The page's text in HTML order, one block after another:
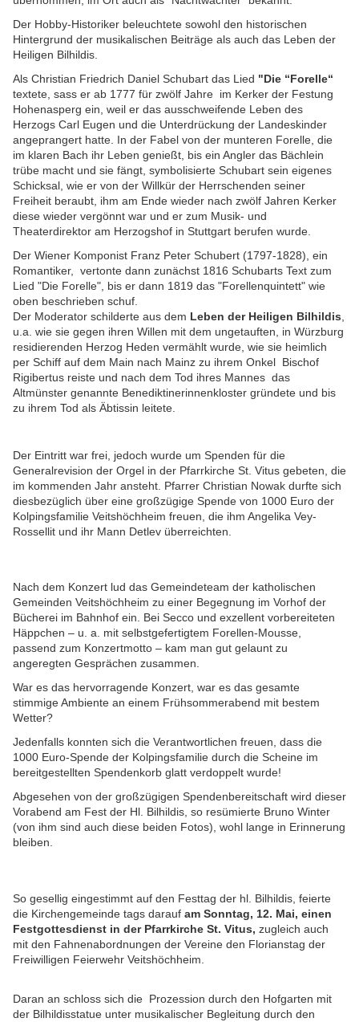
Der Hobby-Historiker beleuchtete sowohl den historischen
Hintergrund der musikalischen Beiträge als auch das Leben der
Heiligen Bilhildis.
Als Christian Friedrich Daniel Schubart das Lied "Die “Forelle“
textete, sass er ab 1777 für zwölf Jahre im Kerker der Festung
Hohenasperg ein, weil er das ausschweifende Leben des
Herzogs Carl Eugen und die Unterdrückung der Landeskinder
angeprangert hatte. In der Fabel von der munteren Forelle, die
im klaren Bach ihr Leben genießt, bis ein Angler das Bächlein
trübe macht und sie fängt, symbolisierte Schubart sein eigenes
Schicksal, wie er von der Willkür der Herrschenden seiner
Freiheit beraubt, ihm am Ende wieder nach zwölf Jahren Kerker
diese wieder vergönnt war und er zum Musik- und
Theaterdirektor am Herzogshof in Stuttgart berufen wurde.
Der Wiener Komponist Franz Peter Schubert (1797-1828), ein
Romantiker, vertonte dann zunächst 1816 Schubarts Text zum
Lied "Die Forelle", bis er dann 1819 das "Forellenquintett" wie
oben beschrieben schuf.
Der Moderator schilderte aus dem Leben der Heiligen Bilhildis
u.a. wie sie gegen ihren Willen mit dem ungetauften, in Würzburg
residierenden Herzog Heden vermählt wurde, wie sie heimlich
per Schiff auf dem Main nach Mainz zu ihrem Onkel Bischof
Rigibertus reiste und nach dem Tod ihres Mannes das
Altmünster genannte Benediktinerinnenkloster gründete und bis
zu ihrem Tod als Äbtissin leitete.
Der Eintritt war frei, jedoch wurde um Spenden für die
Generalrevision der Orgel in der Pfarrkirche St. Vitus gebeten, die
im kommenden Jahr ansteht. Pfarrer Christian Nowak durfte sich
diesbezüglich über eine großzügige Spende von 1000 Euro der
Kolpingsfamilie Veitshöchheim freuen, die ihm Angelika Vey-
Rossellit und ihr Mann Detlev überreichten.
Nach dem Konzert lud das Gemeindeteam der katholischen
Gemeinden Veitshöchheim zu einer Begegnung im Vorhof der
Bücherei im Bahnhof ein. Bei Secco und exzellent vorbereiteten
Häppchen – u. a. mit selbstgefertigtem Forellen-Mousse,
passend zum Konzertmotto – kam man gut gelaunt zu
angeregten Gesprächen zusammen.
War es das hervorragende Konzert, war es das gesamte
stimmige Ambiente an einem Frühsommerabend mit bestem
Wetter?
Jedenfalls konnten sich die Verantwortlichen freuen, dass die
1000 Euro-Spende der Kolpingsfamilie durch die Scheine im
bereitgestellten Spendenkorb glatt verdoppelt wurde!
Abgesehen von der großzügigen Spendenbereitschaft wird dieser
Vorabend am Fest der Hl. Bilhildis, so resümierte Bruno Winter
(von ihm sind auch diese beiden Fotos), wohl lange in Erinnerung
bleiben.
So gesellig eingestimmt auf den Festtag der hl. Bilhildis, feierte
die Kirchengemeinde tags darauf am Sonntag, 12. Mai, einen
Festgottesdienst in der Pfarrkirche St. Vitus, zugleich auch
mit den Fahnenabordnungen der Vereine den Florianstag der
Freiwilligen Feierwehr Veitshöchheim.
Daran an schloss sich die Prozession durch den Hofgarten mit
der Bilhildisstatue unter musikalischer Begleitung durch den